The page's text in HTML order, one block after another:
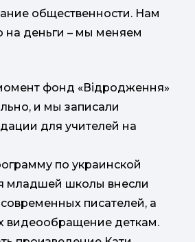
общественности. Нам
на деньги – мы меняем
фонд «Відродження»
и мы записали
для учителей на
по украинской
младшей школы внесли
писателей, а
видеообращение деткам.